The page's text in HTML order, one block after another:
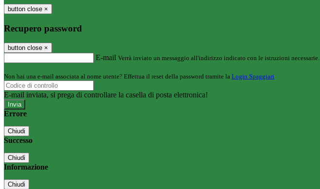
button close ×
Recupero password
button close ×
E-mail Verrà inviato un messaggio all'indirizzo indicato con le istruzioni necessarie.
Non hai una e-mail associata al nome utente? Effettua il reset della password tramite la Login Spaggiari
E-mail inviata, si prega di controllare la casella di posta elettronica!
Errore
Chiudi
Successo
Chiudi
Informazione
Chiudi